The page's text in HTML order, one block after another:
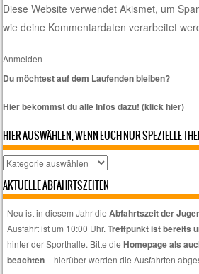
Diese Website verwendet Akismet, um
wie deine Kommentardaten verarbeitet
Anmelden
Du möchtest auf dem Laufenden bleiben?
Hier bekommst du alle Infos dazu! (klick hier)
HIER AUSWÄHLEN, WENN EUCH NUR SPEZIELLE
Hier
wenn
Themen
interessieren.
AKTUELLE ABFAHRTSZEITEN
Neu ist in diesem Jahr dieAbfahrtszeit der
Ausfahrt ist um 10:00 Uhr.Treffpunkt ist bereits
hinter der Sporthalle. Bitte dieHomepage als
beachten– hierüber werden die Ausfahrten